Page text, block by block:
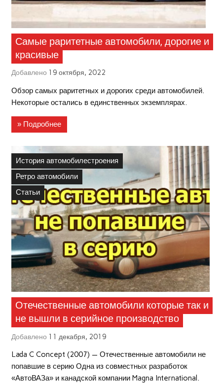
Самые раритетные автомобили, дорогие и
красивые
Добавлено 19 октября, 2022
Обзор самых раритетных и дорогих среди автомобилей.
Некоторые остались в единственных экземплярах.
» Подробнее
История автомобилестроения
Ретро автомобили
Статьи
Отечественные автомобили которые так и
не вышли в серийное производство
Добавлено 11 декабря, 2019
Lada C Concept (2007) — Отечественные автомобили не
попавшие в серию Одна из совместных разработок
«АвтоВАЗа» и канадской компании Magna International.